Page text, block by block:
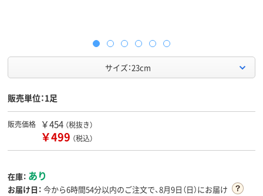
サイズ：23cm
販売単位：1足
販売価格 ￥454 （税抜き）
￥499 （税込）
在庫： あり
お届け日： 今から6時間54分以内のご注文で、8月9日（日）にお届け